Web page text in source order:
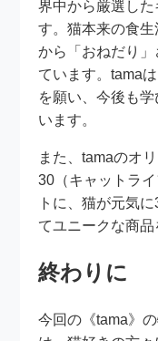
界中から厳選し
す。猫本来の食
から「おねだり
ています。tama
を願い、今後も
います。
また、tamaのオ
30（キャットラ
トに、猫が元気
てユニークな商品
終わりに
今回の《tama》